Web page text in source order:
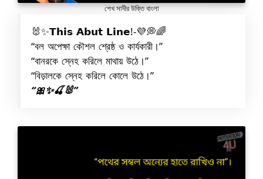
শেখ সাদীর উক্তি বাংলা
🐰✨𝗧𝗵𝗶𝘀 𝗔𝗯𝘂𝘁 𝗟𝗶𝗻𝗲!-💜💭🌈
“বল অপেক্ষা কৌশল শ্রেষ্ঠ ও কার্যকারী।”
“বানরকে স্নেহ করিলে মাথায় উঠে।”
“বিড়ালকে স্নেহ করিলে কোলে উঠে।”
“🎀✨🍒🐰”